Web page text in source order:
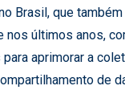
Brasil, que
nos últimos anos,
aprimorar a
de